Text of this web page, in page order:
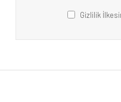
Gizlilik